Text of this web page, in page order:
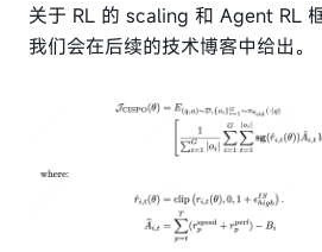
关于 RL 的 scaling 和 Agent RL
我们会在后续的技术博客中给出。